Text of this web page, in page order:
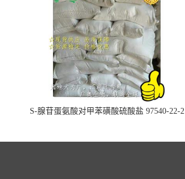
S-腺苷蛋氨酸对甲苯磺酸硫酸盐 97540-22-2